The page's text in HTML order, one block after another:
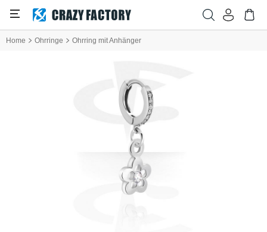
Home Ohrringe Ohrring mit Anhänger